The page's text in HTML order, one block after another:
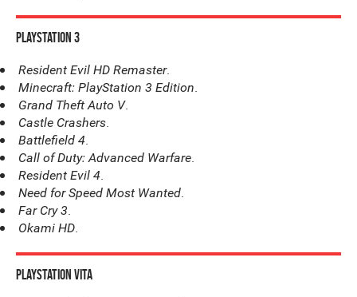
PlayStation 3
Resident Evil HD Remaster.
Minecraft: PlayStation 3 Edition.
Grand Theft Auto V.
Castle Crashers.
Battlefield 4.
Call of Duty: Advanced Warfare.
Resident Evil 4.
Need for Speed Most Wanted.
Far Cry 3.
Okami HD.
PlayStation Vita